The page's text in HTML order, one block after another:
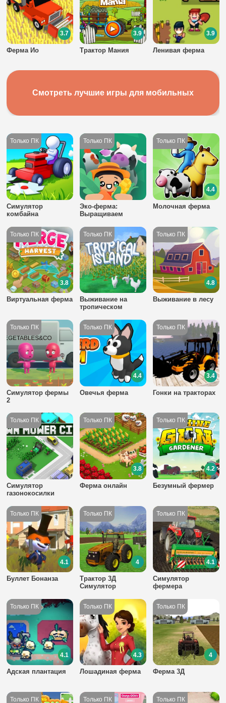
Симулятор
комбайна
Эко-ферма:
Выращиваем
Молочная ферма
4.4
Виртуальная ферма
3.8
Выживание на
тропическом
Выживание в лесу
4.8
Симулятор фермы
2
Овечья ферма
4.4
Гонки на тракторах
3.4
Симулятор
газонокосилки
Ферма онлайн
3.8
Безумный фермер
4.2
Буллет Бонанза
4.1
Ферма Ио
3.7
Трактор Мания
3.9
Трактор 3Д
Симулятор
4
Ленивая ферма
3.9
Симулятор
фермера
4.1
Адская плантация
4.1
Лошадиная ферма
4.3
Ферма 3Д
4
Смотреть лучшие игры для мобильных